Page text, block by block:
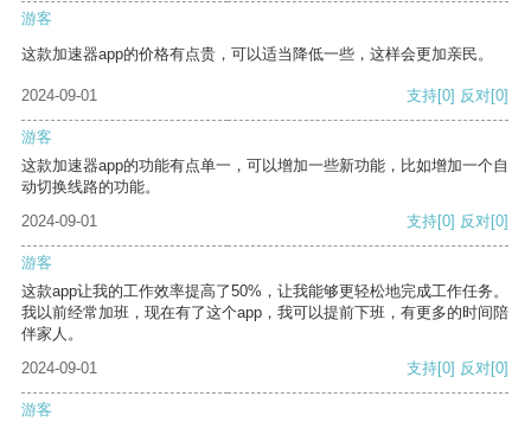
游客
这款加速器app的价格有点贵，可以适当降低一些，这样会更加亲民。
2024-09-01 支持[0] 反对[0]
游客
这款加速器app的功能有点单一，可以增加一些新功能，比如增加一个自
动切换线路的功能。
2024-09-01
支持[0] 反对[0]
游客
这款app让我的工作效率提高了50%，让我能够更轻松地完成工作任务。
我以前经常加班，现在有了这个app，我可以提前下班，有更多的时间陪
伴家人。
2024-09-01
支持[0] 反对[0]
游客